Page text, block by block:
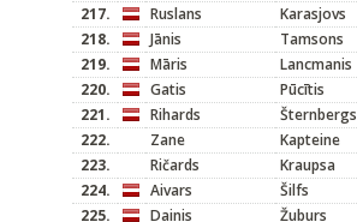
217.
Ruslans Karasjovs
218.
Jānis Tamsons
219.
Māris
Lancmanis
220.
Gatis Pūcītis
221.
Rihards Šternbergs
222.
Zane Kapteine
223.
Ričards
Kraupsa
224.
Aivars
Šilfs
225.
Dainis Žuburs